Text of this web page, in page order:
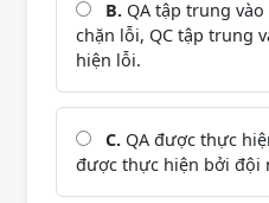
B. QA tập trung
chặn lỗi, QC tập trung
hiện lỗi.
C. QA được thực
được thực hiện bởi đội